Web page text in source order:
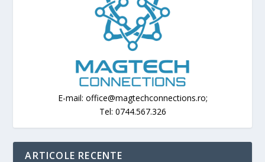
E-mail: office@magtechconnections.ro;
Tel: 0744.567.326
ARTICOLE RECENTE